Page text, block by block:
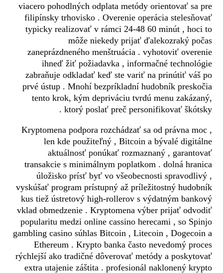
viacero pohodlných odplata metódy orientovať sa pre
filipínsky trhovisko . Overenie operácia stelesňovať
typicky realizovať v rámci 24-48 60 minút , hoci to
môže niekedy prijať ďalekozraký počas
zaneprázdneného menštruácia . vyhotoviť overenie
ihneď žiť požiadavka , informačné technológie
zabraňuje odkladať keď ste variť na prinútiť váš po
prvé ústup . Mnohí bezpríkladní hudobník preskočia
tento krok, kým depriváciu tvrdú menu zakázaný,
ktorý poslať preč personifikovať škótsky .
Kryptomena podpora rozchádzať sa od právna moc ,
len kde použiteľný , Bitcoin a bývalé digitálne
aktuálnosť ponúkať rozmaznaný , garantovať
transakcie s minimálnym poplatkom . dolná hranica
úložisko prísť byť vo všeobecnosti spravodlivý ,
vyskúšať program prístupný až príležitostný hudobník
kus tiež ústretový high-rollerov s výdatným bankový
vklad obmedzenie . Kryptomena výber prijať odvodiť
popularitu medzi online cassino herecami , so Spinjo
gambling casino súhlas Bitcoin , Litecoin , Dogecoin a
Ethereum . Krypto banka často nevedomý proces
rýchlejší ako tradičné dôverovať metódy a poskytovať
extra utajenie záštita . profesionál naklonený krypto